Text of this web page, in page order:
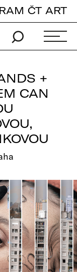
ČT ART
+
CAN